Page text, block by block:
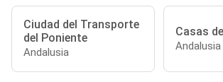
Ciudad del Transporte
del Poniente
Andalusia
Casas
Andalusia